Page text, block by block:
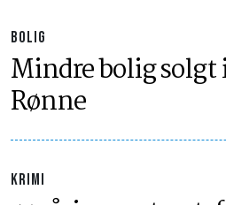
BOLIG
Mindre bolig solgt
Rønne
KRIMI